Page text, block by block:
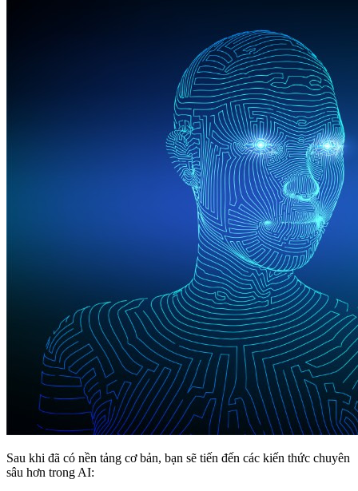
Sau khi đã có nền tảng cơ bản, bạn sẽ tiến đến các kiến thức chuyên
sâu hơn trong AI: